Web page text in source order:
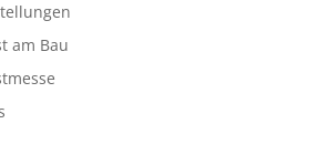
am Bau